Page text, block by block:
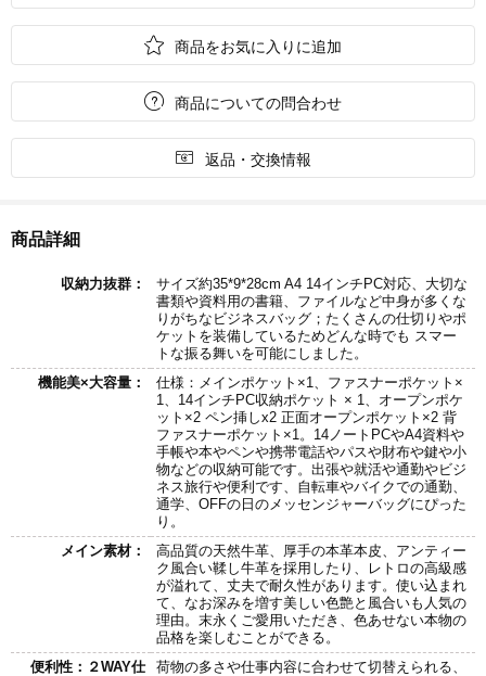
 商品をお気に入りに追加
 商品についての問合わせ
 返品・交換情報
商品詳細
収納力抜群：
サイズ約35*9*28cm A4 14インチPC対応、大切な
書類や資料用の書籍、ファイルなど中身が多くな
りがちなビジネスバッグ；たくさんの仕切りやポ
ケットを装備しているためどんな時でも スマー
トな振る舞いを可能にしました。
機能美×大容量：
仕様：メインポケット×1、ファスナーポケット×
1、14インチPC収納ポケット × 1、オープンポケ
ット×2 ペン挿しx2 正面オープンポケット×2 背
ファスナーポケット×1。14ノートPCやA4資料や
手帳や本やペンや携帯電話やパスや財布や鍵や小
物などの収納可能です。出張や就活や通勤やビジ
ネス旅行や便利です、自転車やバイクでの通勤、
通学、OFFの日のメッセンジャーバッグにぴった
り。
メイン素材：
高品質の天然牛革、厚手の本革本皮、アンティー
ク風合い鞣し牛革を採用したり、レトロの高級感
が溢れて、丈夫で耐久性があります。使い込まれ
て、なお深みを増す美しい色艶と風合いも人気の
理由。末永くご愛用いただき、色あせない本物の
品格を楽しむことができる。
便利性：２WAY仕
荷物の多さや仕事内容に合わせて切替えられる、